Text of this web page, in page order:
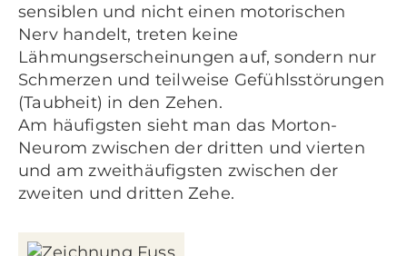
sensiblen und nicht einen motorischen
Nerv handelt, treten keine
Lähmungserscheinungen auf, sondern nur
Schmerzen und teilweise Gefühlsstörungen
(Taubheit) in den Zehen.
Am häufigsten sieht man das Morton-
Neurom zwischen der dritten und vierten
und am zweithäufigsten zwischen der
zweiten und dritten Zehe.